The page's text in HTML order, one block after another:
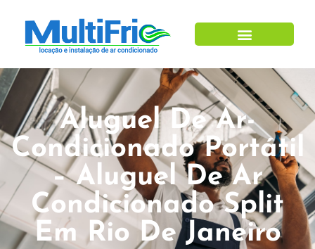
Aluguel De Ar-
Condicionado Portátil
– Aluguel De Ar
Condicionado Split
Em Rio De Janeiro